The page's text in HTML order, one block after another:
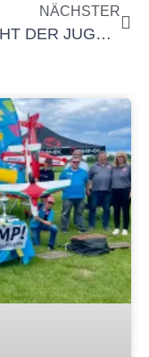
NÄCHSTER
BERICHT DER JUGEND, August – September 2023